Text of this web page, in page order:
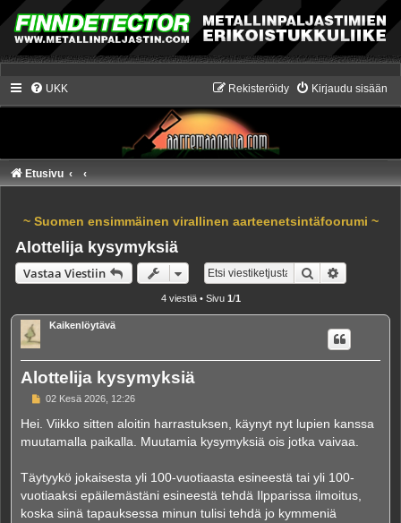
UKK Kirjaudu sisään
Rekisteröidy
Etusivu
~ Suomen ensimmäinen virallinen aarteenetsintäfoorumi ~
Alottelija kysymyksiä
Vastaa Viestiin Etsi
4 viestiä • Sivu 1/1
Kaikenlöytävä
Alottelija kysymyksiä
V
e
t
02 Kesä 2026, 12:26
Hei. Viikko sitten aloitin harrastuksen, käynyt nyt lupien kanssa
muutamalla paikalla. Muutamia kysymyksiä ois jotka vaivaa.
Täytyykö jokaisesta yli 100-vuotiaasta esineestä tai yli 100-
vuotiaaksi epäilemästäni esineestä tehdä Ilpparissa ilmoitus,
koska siinä tapauksessa minun tulisi tehdä jo kymmeniä